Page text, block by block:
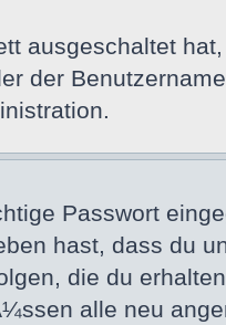
ausgeschaltet
der
Passwort
hast, dass du
die du
alle neu